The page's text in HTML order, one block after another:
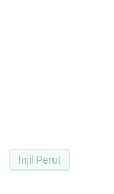
Injil Perut